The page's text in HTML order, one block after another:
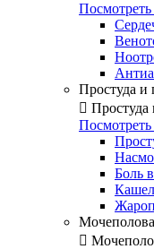
Простуда и
 Простуда
Боль
